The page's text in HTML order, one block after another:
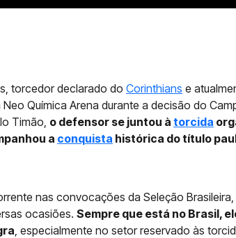
torcedor declarado do Corinthians e
Química Arena durante a decisão do
Timão, o defensor se juntou à torcida
a conquista histórica do título
nas convocações da Seleção
ocasiões. Sempre que está no Brasil,
, especialmente no setor reservado às